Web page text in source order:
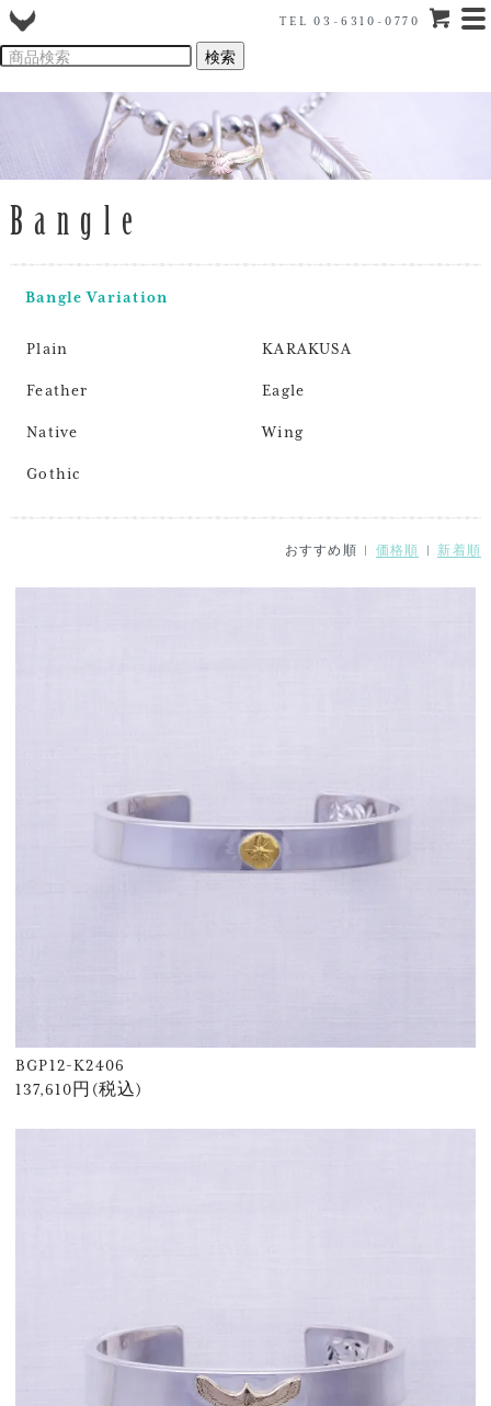
TEL 03-6310-0770
Bangle
Bangle Variation
Plain KARAKUSA
Feather Eagle
Native Wing
Gothic
おすすめ順 | 価格順 | 新着順
BGP12-K2406
137,610円(税込)